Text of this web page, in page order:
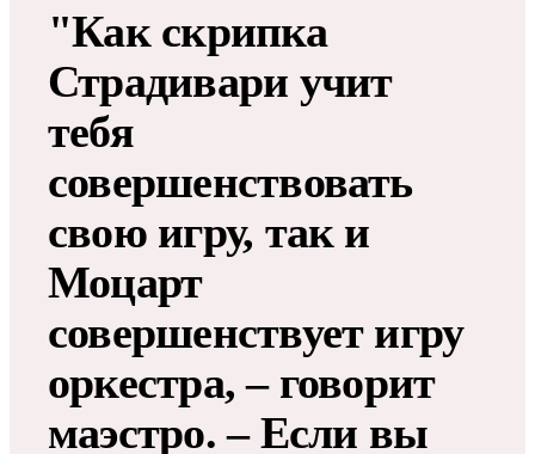
"Как скрипка
Страдивари учит
тебя
совершенствовать
свою игру, так и
Моцарт
совершенствует игру
оркестра, – говорит
маэстро. – Если вы